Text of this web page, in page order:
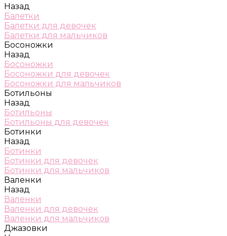
Назад
Балетки
Балетки для девочек
Балетки для мальчиков
Босоножки
Назад
Босоножки
Босоножки для девочек
Босоножки для мальчиков
Ботильоны
Назад
Ботильоны
Ботильоны для девочек
Ботинки
Назад
Ботинки
Ботинки для девочек
Ботинки для мальчиков
Валенки
Назад
Валенки
Валенки для девочек
Валенки для мальчиков
Джазовки